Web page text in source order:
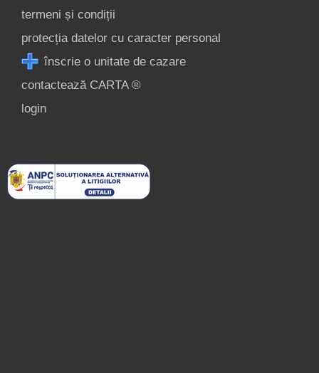
termeni și condiții
protecția datelor cu caracter personal
înscrie o unitate de cazare
contactează CARTA ®
login